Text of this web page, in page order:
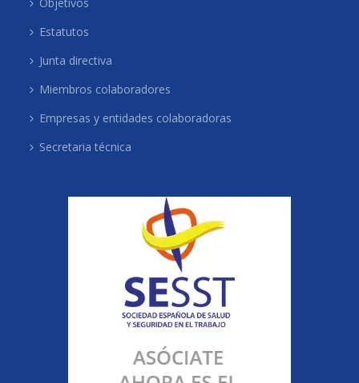
Estatutos
Junta directiva
Miembros colaboradores
Empresas y entidades colaboradoras
Secretaria técnica